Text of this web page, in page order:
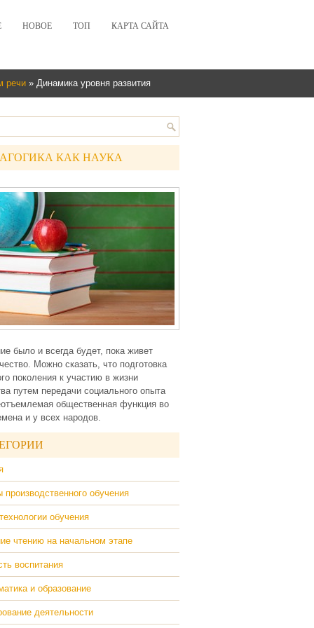
НОВОЕ ТОП КАРТА САЙТА
речи » Динамика уровня развития
КАК НАУКА
было и всегда будет, пока живет
Можно сказать, что подготовка
поколения к участию в жизни
путем передачи социального опыта
общественная функция во
и у всех народов.
производственного обучения
обучения
чтению на начальном этапе
воспитания
и образование
деятельности